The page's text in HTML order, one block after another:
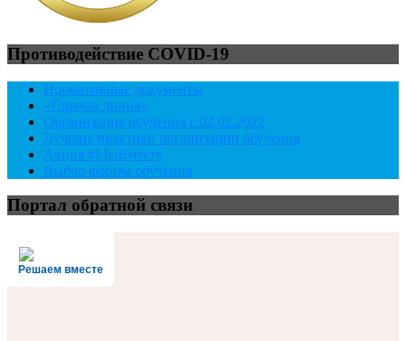
Противодействие COVID-19
Нормативные документы
«Горячая линия»
Организация обучения с 02.02.2022
Лучшие практики организации обучения
Акция #МыВместе
Выбор формы обучения
Портал обратной связи
Решаем вместе